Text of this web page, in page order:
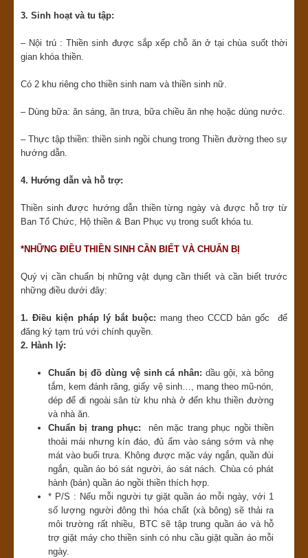
3. Sinh hoạt và tu tập:
– Nội trú : Thiền sinh được sắp xếp chỗ ăn ở tại chùa suốt thời
gian khóa thiền.
Có 2 khu riêng cho thiền sinh nam và thiền sinh nữ.
– Dùng bữa: ăn sáng, ăn trưa, bữa chiều ăn nhẹ hoặc dùng nước.
– Thực tập thiền: thiền sinh ngồi chung trong Thiền đường theo sự
hướng dẫn.
4. Hướng dẫn và hỗ trợ:
Thiền sinh được hướng dẫn thiền từng ngày và được hỗ trợ từ
Ban Tổ Chức, Hộ thiền & Ban Phục vụ trong suốt khóa tu.
*NHỮNG ĐIỀU THIỀN SINH CẦN BIẾT VÀ CHUẨN BỊ
Quý vị cần chuẩn bị những vật dụng cần thiết và cần biết trước
những điều dưới đây:
1. Điều kiện pháp lý bắt buộc: mang theo CCCD bản gốc để
đăng ký tạm trú với chính quyền.
2. Hành lý:
Chuẩn bị đồ dùng vệ sinh cá nhân: dầu gội, xà bông
tắm, kem đánh răng, giấy vệ sinh…, mang theo mũ-nón,
dép để đi ngoài sân từ khu nhà ở đến khu thiền đường
và nhà ăn.
Chuẩn bị trang phục: nên mặc trang phục ngồi thiền
thoải mái nhưng kín đáo, đủ ấm vào sáng sớm và nhẹ
mát vào buổi trưa. Không được mặc váy ngắn, quần đùi
ngắn, quần áo bó sát người, áo sát nách. Chùa có phát
hành (bán) quần áo ngồi thiền thích hợp.
* P/S : Nếu mỗi người tự giặt quần áo mỗi ngày, với 1
số lượng người đông thì hóa chất (xà bông) sẽ thải ra
môi trường rất nhiều, BTC sẽ tập trung quần áo và hỗ
trợ giặt máy cho thiền sinh có nhu cầu giặt quần áo mỗi
ngày.